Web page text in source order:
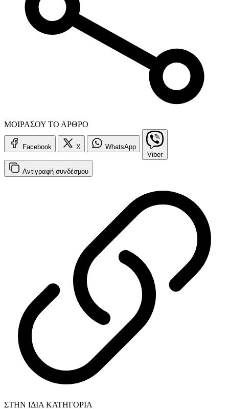
ΜΟΙΡΑΣΟΥ ΤΟ ΑΡΘΡΟ
Facebook X
WhatsApp
Viber
Αντιγραφή συνδέσμου
ΣΤΗΝ ΙΔΙΑ ΚΑΤΗΓΟΡΙΑ